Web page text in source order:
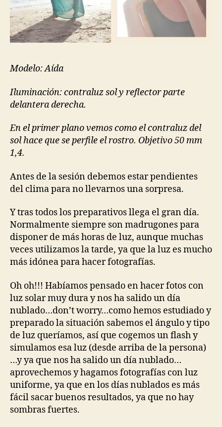
Modelo: Aída
Iluminación: contraluz sol y reflector parte
delantera derecha.
En el primer plano vemos como el contraluz del
sol hace que se perfile el rostro. Objetivo 50 mm
1,4.
Antes de la sesión debemos estar pendientes
del clima para no llevarnos una sorpresa.
Y tras todos los preparativos llega el gran día.
Normalmente siempre son madrugones para
disponer de más horas de luz, aunque muchas
veces utilizamos la tarde, ya que la luz es mucho
más idónea para hacer fotografías.
Oh oh!!! Habíamos pensado en hacer fotos con
luz solar muy dura y nos ha salido un día
nublado…don’t worry…como hemos estudiado y
preparado la situación sabemos el ángulo y tipo
de luz queríamos, así que cogemos un flash y
simulamos esa luz (desde arriba de la persona)
…y ya que nos ha salido un día nublado…
aprovechemos y hagamos fotografías con luz
uniforme, ya que en los días nublados es más
fácil sacar buenos resultados, ya que no hay
sombras fuertes.